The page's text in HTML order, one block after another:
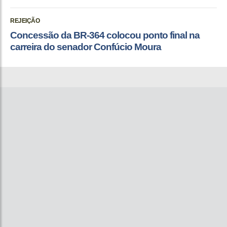
REJEIÇÃO
Concessão da BR-364 colocou ponto final na
carreira do senador Confúcio Moura